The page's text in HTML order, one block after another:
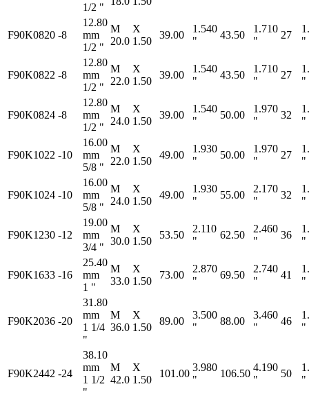
1/2 "
F90K0820 -8
12.80
mm
1/2 "
M
20.0
X
1.50
39.00
1.540
"
43.50
1.710
"
27
"
F90K0822 -8
12.80
mm
1/2 "
M
22.0
X
1.50
39.00
1.540
"
43.50
1.710
"
27
"
F90K0824 -8
12.80
mm
1/2 "
M
24.0
X
1.50
39.00
1.540
"
50.00
1.970
"
32
"
F90K1022 -10
16.00
mm
5/8 "
M
22.0
X
1.50
49.00
1.930
"
50.00
1.970
"
27
"
F90K1024 -10
16.00
mm
5/8 "
M
24.0
X
1.50
49.00
1.930
"
55.00
2.170
"
32
"
F90K1230 -12
19.00
mm
3/4 "
M
30.0
X
1.50
53.50
2.110
"
62.50
2.460
"
36
"
F90K1633 -16
25.40
mm
1 "
M
33.0
X
1.50
73.00
2.870
"
69.50
2.740
"
41
"
F90K2036 -20
31.80
mm
1 1/4
"
M
36.0
X
1.50
89.00
3.500
"
88.00
3.460
"
46
"
F90K2442 -24
38.10
mm
1 1/2
"
M
42.0
X
1.50
101.00
3.980
"
106.50
4.190
"
50
"